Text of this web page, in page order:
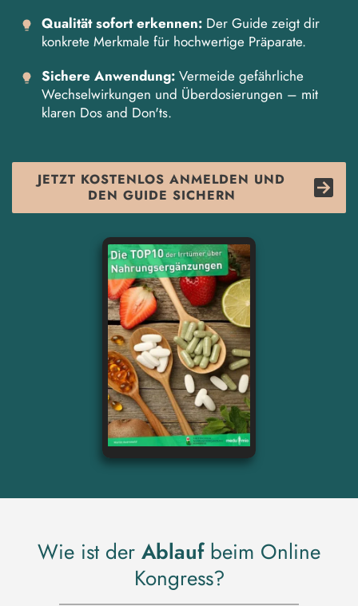
Qualität sofort erkennen: Der Guide zeigt dir
konkrete Merkmale für hochwertige Präparate.
Sichere Anwendung: Vermeide gefährliche
Wechselwirkungen und Überdosierungen – mit
klaren Dos and Don'ts.
JETZT KOSTENLOS ANMELDEN UND
DEN GUIDE SICHERN
Wie ist der Ablaufbeim Online
Kongress?